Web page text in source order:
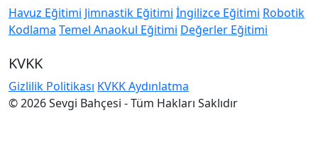
Havuz Eğitimi Jimnastik Eğitimi İngilizce Eğitimi Robotik
Kodlama Temel Anaokul Eğitimi Değerler Eğitimi
KVKK
Gizlilik Politikası KVKK Aydınlatma
© 2026 Sevgi Bahçesi - Tüm Hakları Saklıdır